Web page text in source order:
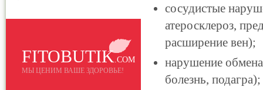
сосудистые
атеросклероз,
расширение вен);
нарушение
болезнь, подагра);
FITOBUTIK.COM
МЫ ЦЕНИМ ВАШЕ ЗДОРОВЬЕ!